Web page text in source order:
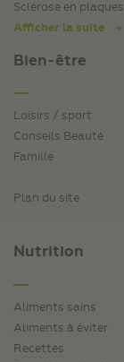
Sclérose en plaques
Afficher la suite
Bien-être
Loisirs / sport
Conseils Beauté
Famille
Plan du site
Nutrition
Aliments sains
Aliments à éviter
Recettes